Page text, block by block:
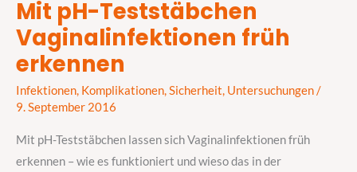
Mit pH-Teststäbchen
Vaginalinfektionen früh
erkennen
Infektionen, Komplikationen,Sicherheit, Untersuchungen/
9. September 2016
Mit pH-Teststäbchen lassen sich Vaginalinfektionen früh
erkennen – wie es funktioniert und wieso das in der
Mit
pH-
Teststäbchen
Vaginalinfektionen
früh
erkennen